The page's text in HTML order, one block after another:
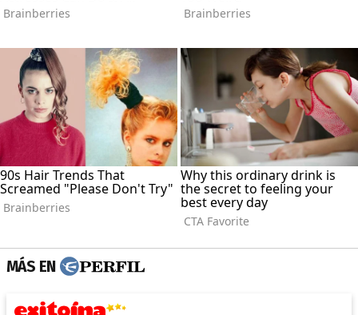
MÁS EN